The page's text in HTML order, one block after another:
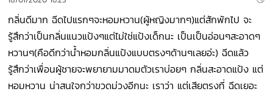
กลิ่นดีมาก ฉีดไปแรกๆจะหอมหวาน(ผู้หญิงมากๆ)แต่สักพักไป จะ
รู้สึกว่าเป็นกลิ่นแนวแป้งๆแต่ไม่ใช่แป้งเด็กนะ เป็นเป็นอ่อนๆสะอาดๆ
หวานๆ(คือดีกว่าน้ำหอมกลิ่นแป้งแบบตรงๆด้านๆเลยอ่ะ) ฉีดแล้ว
รู้สึกว่าเพื่อนผู้ชายจะพยายามมาดมตัวเราบ่อยๆ กลิ่นสะอาดแป้ง แต่
หอมหวาน น่าสนใจกว่าขวดม่วงอีกนะ เราว่า แต่เสียตรงที่ ฉีดเยอะ